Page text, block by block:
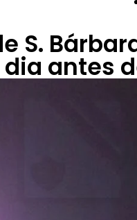
S.
antes